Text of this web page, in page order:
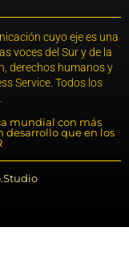
cuyo eje es una
voces del Sur y de la
derechos humanos y
Service. Todos los
mundial con más
desarrollo que en los